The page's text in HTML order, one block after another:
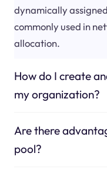
dynamically
commonly used in
allocation.
How do I create
my organization?
Are there
pool?